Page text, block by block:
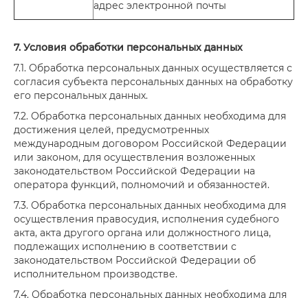
адрес электронной почты
7. Условия обработки персональных данных
7.1. Обработка персональных данных осуществляется с
согласия субъекта персональных данных на обработку
его персональных данных.
7.2. Обработка персональных данных необходима для
достижения целей, предусмотренных
международным договором Российской Федерации
или законом, для осуществления возложенных
законодательством Российской Федерации на
оператора функций, полномочий и обязанностей.
7.3. Обработка персональных данных необходима для
осуществления правосудия, исполнения судебного
акта, акта другого органа или должностного лица,
подлежащих исполнению в соответствии с
законодательством Российской Федерации об
исполнительном производстве.
7.4. Обработка персональных данных необходима для